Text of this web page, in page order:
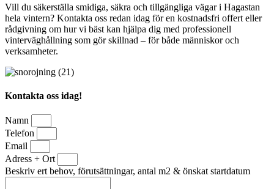
Vill du säkerställa smidiga, säkra och tillgängliga vägar i Hagastan
hela vintern? Kontakta oss redan idag för en kostnadsfri offert eller
rådgivning om hur vi bäst kan hjälpa dig med professionell
vinterväghållning som gör skillnad – för både människor och
verksamheter.
Kontakta oss idag!
Namn
Telefon
Email
Adress + Ort
Beskriv ert behov, förutsättningar, antal m2 & önskat startdatum